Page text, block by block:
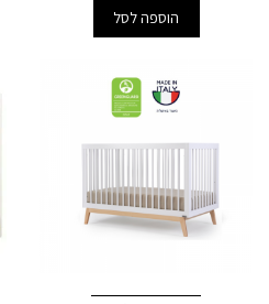
+
3
הוספה לסל